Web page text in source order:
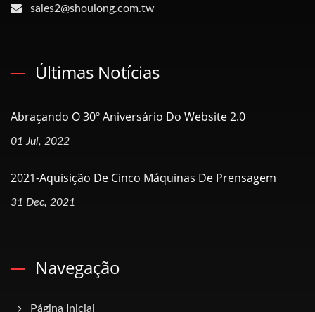
sales2@shoulong.com.tw
Últimas Notícias
Abraçando O 30º Aniversário Do Website 2.0
01 Jul, 2022
2021-Aquisição De Cinco Máquinas De Prensagem
31 Dec, 2021
Navegação
Página Inicial